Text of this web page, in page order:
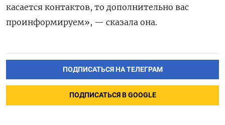
касается контактов, то дополнительно вас
проинформируем», — сказала она.
ПОДПИСАТЬСЯ НА ТЕЛЕГРАМ
ПОДПИСАТЬСЯ В GOOGLE